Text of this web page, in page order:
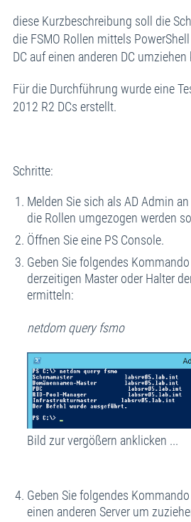
diese Kurzbeschreibung soll die
die FSMO Rollen mittels
DC auf einen anderen DC umziehen
Für die Durchführung wurde eine
2012 R2 DCs erstellt.
Schritte:
Melden Sie sich als AD Admin
die Rollen umgezogen werden
Öffnen Sie eine PS Console.
Geben Sie folgendes
derzeitigen Master oder Halter
ermitteln:
netdom query fsmo
Bild zur vergößern anklicken ...
Geben Sie folgendes
einen anderen Server um